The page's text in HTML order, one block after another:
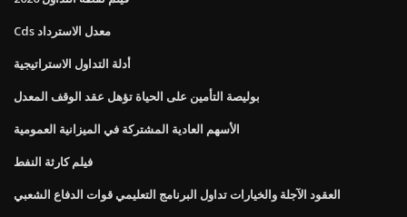
Cds معدل الاسترداد
أدلة التداول الاستراتيجية
بوليصة التأمين على الحياة تؤهل عقد الوقف المعدل
الأسهم العادية المشتركة في الميزانية العمومية
فيلم كارثة النفط
العقود الآجلة والخيارات تداول البرنامج التعليمي قوات الدفاع الشعبي